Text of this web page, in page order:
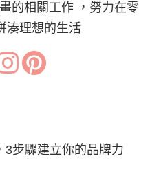
的相關工作 ，努力在零
湊理想的生活
3步驟建立你的品牌力